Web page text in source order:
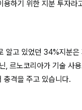
용하기 위한 지분 투자라
알고 있었던 34%지분은
, 르노코리아가 기술 사
충격을 주고 있습니다.